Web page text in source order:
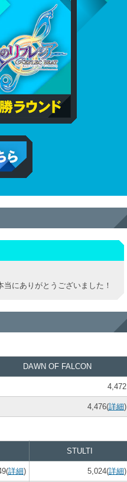
実
にありがとうございました！
DAWN OF FALCON
4,472
4,476(詳細)
STULTI
詳細) 5,024(詳細)